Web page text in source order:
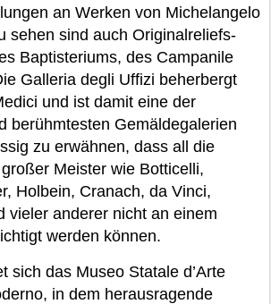
an Werken von Michelangelo
sehen sind auch Originalreliefs-
Baptisteriums, des Campanile
Galleria degli Uffizi beherbergt
und ist damit eine der
berühmtesten Gemäldegalerien
zu erwähnen, dass all die
Meister wie Botticelli,
Holbein, Cranach, da Vinci,
vieler anderer nicht an einem
werden können.
sich das Museo Statale d’Arte
in dem herausragende